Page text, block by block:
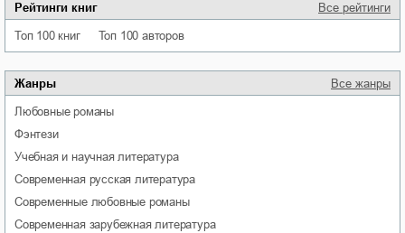
Рейтинги книг Все рейтинги
Топ 100 книг Топ 100 авторов
Жанры Все жанры
любовные романы
фэнтези
учебная и научная литература
современная русская литература
современные любовные романы
современная зарубежная литература